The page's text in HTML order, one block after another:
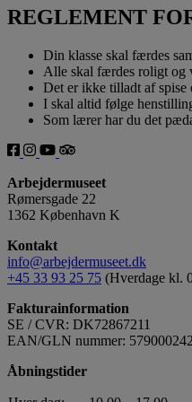
REGLEMENT
Din klasse skal færdes
Alle skal færdes roligt og
Det er ikke tilladt af
I skal altid følge
Som lærer har du det
Arbejdermuseet
Rømersgade 22
1362 København K
Kontakt
info@arbejdermuseet.dk
+45 33 93 25 75 (Hverdage kl.
Fakturainformation
SE / CVR: DK72867211
EAN/GLN nummer:
Åbningstider